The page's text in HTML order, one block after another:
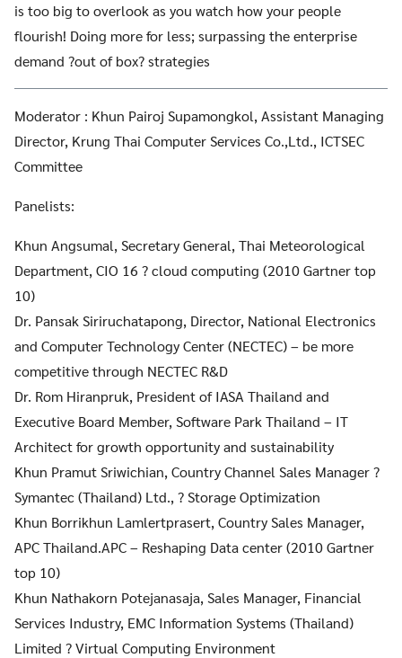
is too big to overlook as you watch how your people
flourish! Doing more for less; surpassing the enterprise
demand ?out of box? strategies
Moderator : Khun Pairoj Supamongkol, Assistant Managing
Director, Krung Thai Computer Services Co.,Ltd., ICTSEC
Committee
Panelists:
Khun Angsumal, Secretary General, Thai Meteorological
Department, CIO 16 ? cloud computing (2010 Gartner top
10)
Dr. Pansak Siriruchatapong, Director, National Electronics
and Computer Technology Center (NECTEC) – be more
competitive through NECTEC R&D
Dr. Rom Hiranpruk, President of IASA Thailand and
Executive Board Member, Software Park Thailand – IT
Architect for growth opportunity and sustainability
Khun Pramut Sriwichian, Country Channel Sales Manager ?
Symantec (Thailand) Ltd., ? Storage Optimization
Khun Borrikhun Lamlertprasert, Country Sales Manager,
APC Thailand.APC – Reshaping Data center (2010 Gartner
top 10)
Khun Nathakorn Potejanasaja, Sales Manager, Financial
Services Industry, EMC Information Systems (Thailand)
Limited ? Virtual Computing Environment